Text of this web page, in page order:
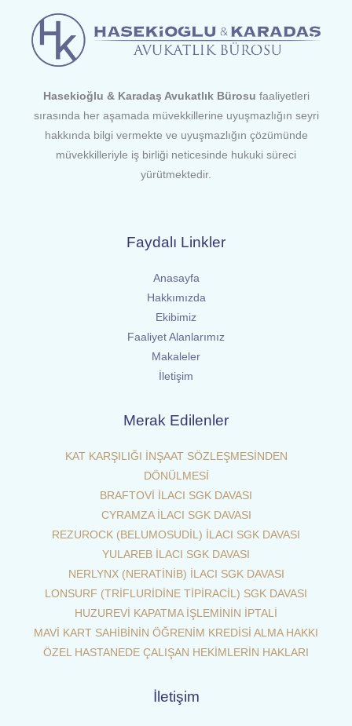
Hasekioğlu & Karadaş Avukatlık Bürosu faaliyetleri
sırasında her aşamada müvekkillerine uyuşmazlığın seyri
hakkında bilgi vermekte ve uyuşmazlığın çözümünde
müvekkilleriyle iş birliği neticesinde hukuki süreci
yürütmektedir.
Faydalı Linkler
Anasayfa
Hakkımızda
Ekibimiz
Faaliyet Alanlarımız
Makaleler
İletişim
Merak Edilenler
KAT KARŞILIĞI İNŞAAT SÖZLEŞMESİNDEN
DÖNÜLMESİ
BRAFTOVİ İLACI SGK DAVASI
CYRAMZA İLACI SGK DAVASI
REZUROCK (BELUMOSUDİL) İLACI SGK DAVASI
YULAREB İLACI SGK DAVASI
NERLYNX (NERATİNİB) İLACI SGK DAVASI
LONSURF (TRİFLURİDİNE TİPİRACİL) SGK DAVASI
HUZUREVİ KAPATMA İŞLEMİNİN İPTALİ
MAVİ KART SAHİBİNİN ÖĞRENİM KREDİSİ ALMA HAKKI
ÖZEL HASTANEDE ÇALIŞAN HEKİMLERİN HAKLARI
İletişim